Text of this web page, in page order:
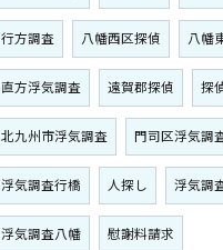
行方調査 八幡西区探偵 八幡
直方浮気調査 遠賀郡探偵 探
北九州市浮気調査 門司区浮気調
浮気調査行橋 人探し 浮気調
浮気調査八幡 慰謝料請求